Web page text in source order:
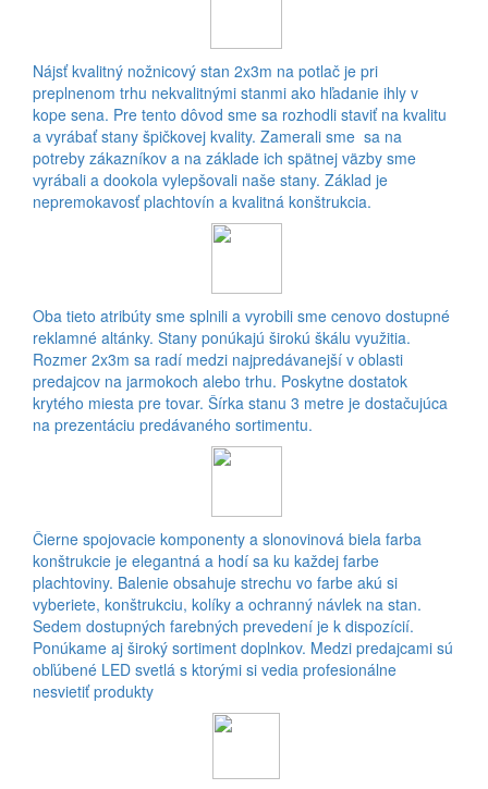
Nájsť kvalitný nožnicový stan 2x3m na potlač je pri
preplnenom trhu nekvalitnými stanmi ako hľadanie ihly v
kope sena. Pre tento dôvod sme sa rozhodli staviť na kvalitu
a vyrábať stany špičkovej kvality. Zamerali sme sa na
potreby zákazníkov a na základe ich spätnej väzby sme
vyrábali a dookola vylepšovali naše stany. Základ je
nepremokavosť plachtovín a kvalitná konštrukcia.
Oba tieto atribúty sme splnili a vyrobili sme cenovo dostupné
reklamné altánky. Stany ponúkajú širokú škálu využitia.
Rozmer 2x3m sa radí medzi najpredávanejší v oblasti
predajcov na jarmokoch alebo trhu. Poskytne dostatok
krytého miesta pre tovar. Šírka stanu 3 metre je dostačujúca
na prezentáciu predávaného sortimentu.
Čierne spojovacie komponenty a slonovinová biela farba
konštrukcie je elegantná a hodí sa ku každej farbe
plachtoviny. Balenie obsahuje strechu vo farbe akú si
vyberiete, konštrukciu, kolíky a ochranný návlek na stan.
Sedem dostupných farebných prevedení je k dispozícií.
Ponúkame aj široký sortiment doplnkov. Medzi predajcami sú
obľúbené LED svetlá s ktorými si vedia profesionálne
nesvietiť produkty